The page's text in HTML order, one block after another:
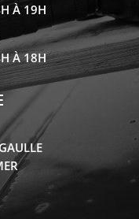
À 19H
À 18H